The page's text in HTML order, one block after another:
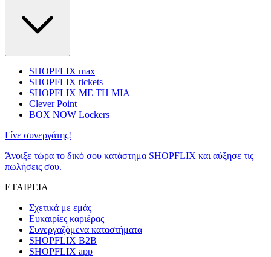
SHOPFLIX max
SHOPFLIX tickets
SHOPFLIX ΜΕ ΤΗ ΜΙΑ
Clever Point
BOX NOW Lockers
Γίνε συνεργάτης!
Άνοιξε τώρα το δικό σου κατάστημα SHOPFLIX και αύξησε τις
πωλήσεις σου.
ΕΤΑΙΡΕΙΑ
Σχετικά με εμάς
Ευκαιρίες καριέρας
Συνεργαζόμενα καταστήματα
SHOPFLIX B2B
SHOPFLIX app